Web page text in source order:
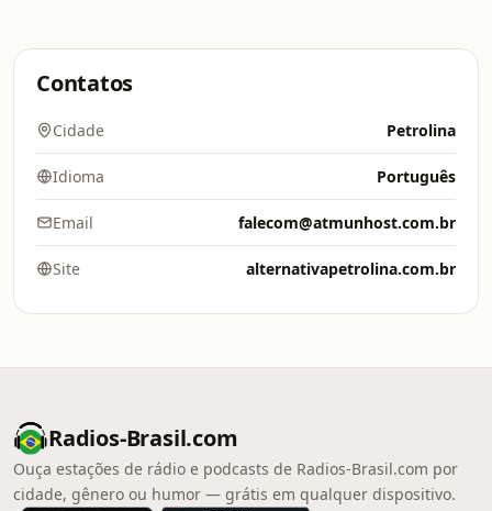
Contatos
Cidade Petrolina
Idioma Português
Email falecom@atmunhost.com.br
Site alternativapetrolina.com.br
Radios-Brasil.com
Ouça estações de rádio e podcasts de Radios-Brasil.com por
cidade, gênero ou humor — grátis em qualquer dispositivo.